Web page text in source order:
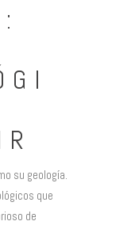
su geología.
que
de